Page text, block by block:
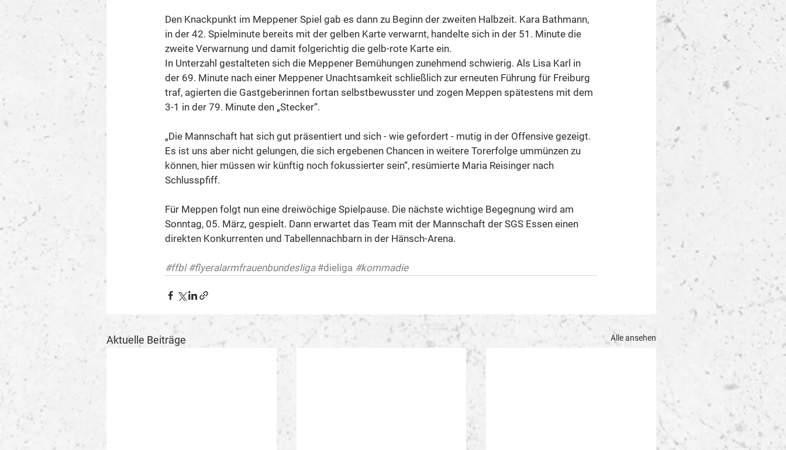
Den Knackpunkt im Meppener Spiel gab es dann zu Beginn der zweiten Halbzeit. Kara Bathmann,
in der 42. Spielminute bereits mit der gelben Karte verwarnt, handelte sich in der 51. Minute die
zweite Verwarnung und damit folgerichtig die gelb-rote Karte ein.
In Unterzahl gestalteten sich die Meppener Bemühungen zunehmend schwierig. Als Lisa Karl in
der 69. Minute nach einer Meppener Unachtsamkeit schließlich zur erneuten Führung für Freiburg
traf, agierten die Gastgeberinnen fortan selbstbewusster und zogen Meppen spätestens mit dem
3-1 in der 79. Minute den „Stecker“.
„Die Mannschaft hat sich gut präsentiert und sich - wie gefordert - mutig in der Offensive gezeigt.
Es ist uns aber nicht gelungen, die sich ergebenen Chancen in weitere Torerfolge ummünzen zu
können, hier müssen wir künftig noch fokussierter sein“, resümierte Maria Reisinger nach
Schlusspfiff.
Für Meppen folgt nun eine dreiwöchige Spielpause. Die nächste wichtige Begegnung wird am
Sonntag, 05. März, gespielt. Dann erwartet das Team mit der Mannschaft der SGS Essen einen
direkten Konkurrenten und Tabellennachbarn in der Hänsch-Arena.
#ffbl #flyeralarmfrauenbundesliga #dieliga #kommadie
Aktuelle Beiträge Alle ansehen